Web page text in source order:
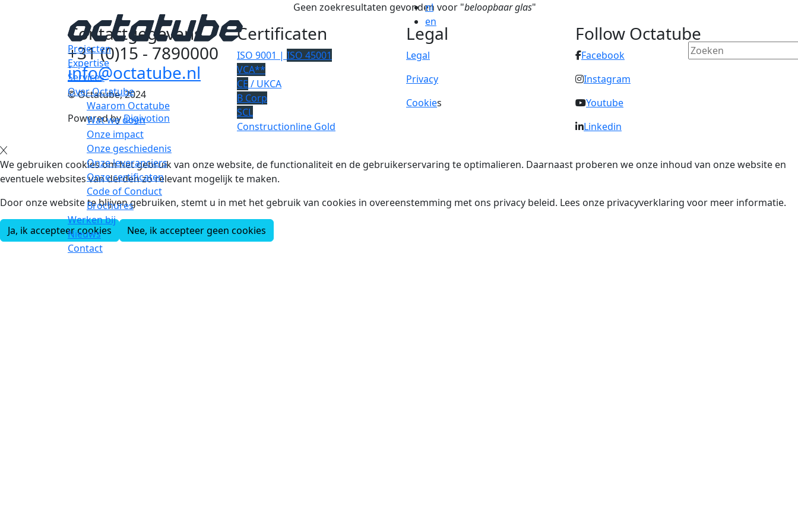
nl
en
Projecten
Expertise
Services
Over Octatube
Waarom Octatube
Wat we doen
Onze impact
Onze geschiedenis
Onze leveranciers
Onze certificaten
Code of Conduct
Brochures
Werken bij
Nieuws
Contact
Geen zoekresultaten gevonden voor "beloopbaar glas"
Contactgegevens
+31 (0)15 - 7890000
info@octatube.nl
© Octatube, 2024
Powered byDigivotion
Certificaten
ISO 9001 | ISO 45001
VCA**
CE / UKCA
B Corp
SCL
Constructionline Gold
Legal
Legal
Privacy
Cookies
Follow Octatube
Facebook
Instagram
Youtube
Linkedin
We gebruiken cookies om het gebruik van onze website, de functionaliteit en de gebruikerservaring te optimalieren. Daarnaast proberen we onze inhoud van onze website en
eventuele websites van derden zo relevant mogelijk te maken.
Door onze website te blijven gebruiken, stemt u in met het gebruik van cookies in overeenstemming met ons privacy beleid. Lees onze privacyverklaring voor meer informatie.
Ja, ik accepteer cookies Nee, ik accepteer geen cookies